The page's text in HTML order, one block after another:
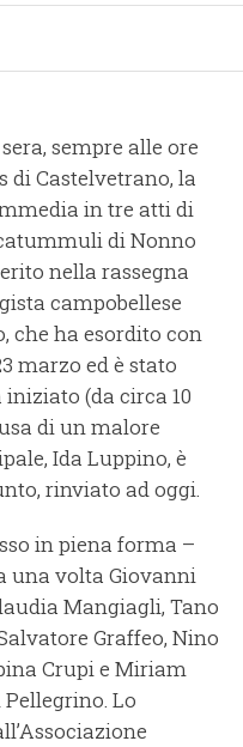
sempre alle ore
di Castelvetrano, la
in tre atti di
di Nonno
nella rassegna
campobellese
che ha esordito con
marzo ed è stato
(da circa 10
di un malore
Ida Luppino, è
rinviato ad oggi.
in piena forma –
una volta Giovanni
Mangiagli, Tano
Graffeo, Nino
Crupi e Miriam
Lo